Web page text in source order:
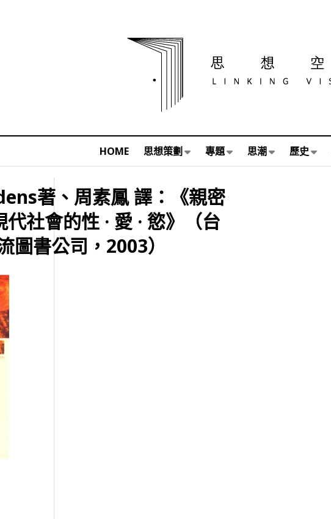
HOME 思想策劃 專題 思潮 歷史
著、周素鳳 譯：《親密
社會的性 · 愛 · 慾》（台
圖書公司，2003）